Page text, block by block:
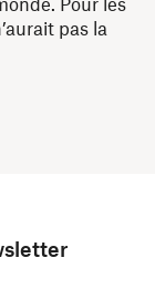
pas la